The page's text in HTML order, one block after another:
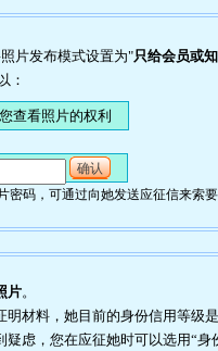
片发布模式设置为"只给会员或
：
查看照片的权利
确认
密码，可通过向她发送应征信来索
片。
明材料，她目前的身份信用等级
疑虑，您在应征她时可以选用“身